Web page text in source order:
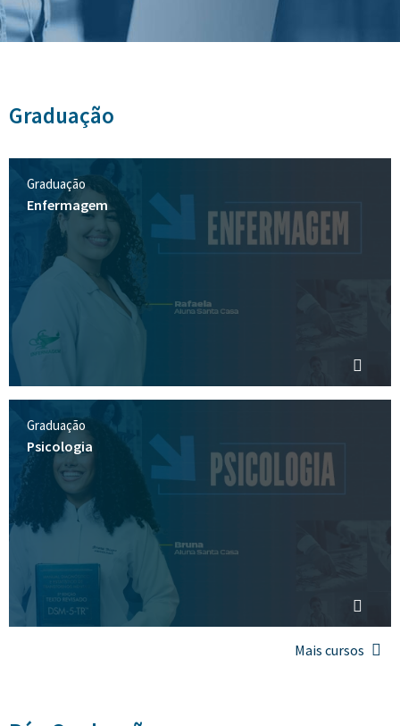
Graduação
Graduação
Enfermagem
Graduação
Psicologia
Mais cursos